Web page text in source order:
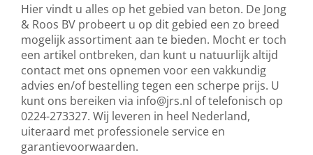
Hier vindt u alles op het gebied van beton. De Jong
& Roos BV probeert u op dit gebied een zo breed
mogelijk assortiment aan te bieden. Mocht er toch
een artikel ontbreken, dan kunt u natuurlijk altijd
contact met ons opnemen voor een vakkundig
advies en/of bestelling tegen een scherpe prijs. U
kunt ons bereiken via info@jrs.nl of telefonisch op
0224-273327. Wij leveren in heel Nederland,
uiteraard met professionele service en
garantievoorwaarden.